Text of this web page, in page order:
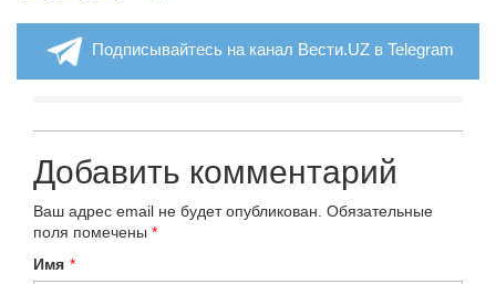
Подписывайтесь на канал Вести.UZ в Telegram
Добавить комментарий
Ваш адрес email не будет опубликован. Обязательные
поля помечены *
Имя *